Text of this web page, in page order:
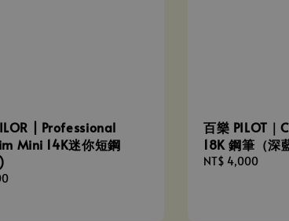
| Professional
Mini 14K迷你短鋼
百樂 PILOT｜
18K 鋼筆（深
Regular
NT$ 4,000